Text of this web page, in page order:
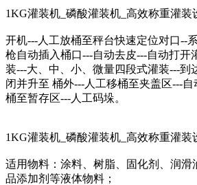
1KG灌装机_磷酸灌装机_高效称重灌装
开机---人工放桶至秤台快速定位对口--
枪自动插入桶口---自动去皮---自动打开
装---大、中、小、微量四段式灌装---到
闭并升至 桶外---人工移桶至夹盖区---
桶至暂存区---人工码垛。
1KG灌装机_磷酸灌装机_高效称重灌装
适用物料：涂料、树脂、固化剂、润滑
品添加剂等液体物料；